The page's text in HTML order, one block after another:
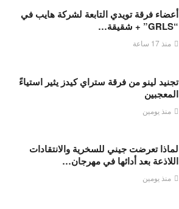
أعضاء فرقة تويدي التابعة لشركة هايب في
“GRLS” + شقيقة…
منذ 17 ساعة
تجنيد لينو من فرقة ستراي كيدز يثير استياءً
المعجبين
منذ يومين
لماذا تعرضت جيني للسخرية والانتقادات
اللاذعة بعد أدائها في مهرجان…
منذ يومين